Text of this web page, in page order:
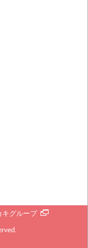
キグループ